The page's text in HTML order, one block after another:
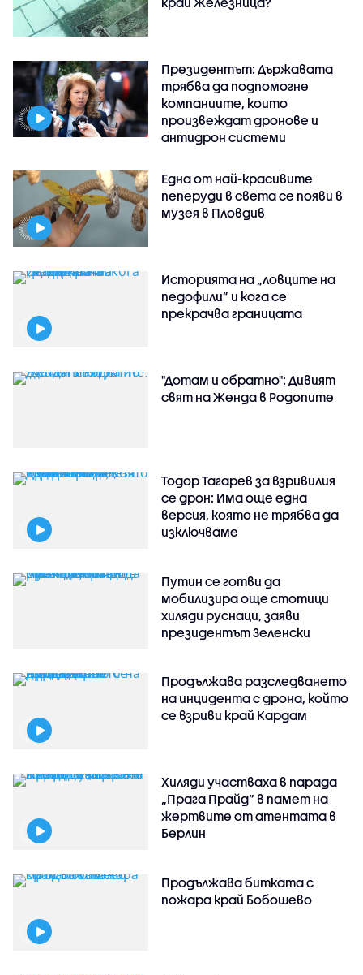
Президентът: Държавата
трябва да подпомогне
компаниите, които
произвеждат дронове и
антидрон системи
Една от най-красивите
пеперуди в света се появи в
музея в Пловдив
Историята на „ловците на
педофили” и кога се
прекрачва границата
"Дотам и обратно": Дивият
свят на Женда в Родопите
Тодор Тагарев за взривилия
се дрон: Има още една
версия, която не трябва да
изключваме
Путин се готви да
мобилизира още стотици
хиляди руснаци, заяви
президентът Зеленски
Продължава разследването
на инцидента с дрона, който
се взриви край Кардам
Хиляди участваха в парада
„Прага Прайд“ в памет на
жертвите от атентата в
Берлин
Продължава битката с
пожара край Бобошево